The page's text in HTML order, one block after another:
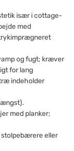
især i cottage-
med
og fugt; kræver
for lang
indeholder
med planker;
stolpebærere eller